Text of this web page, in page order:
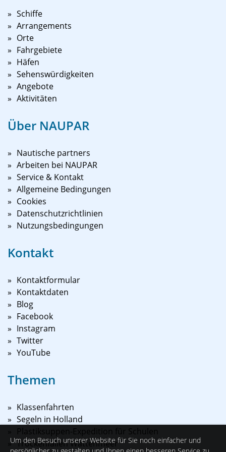
Schiffe
Arrangements
Orte
Fahrgebiete
Häfen
Sehenswürdigkeiten
Angebote
Aktivitäten
Über NAUPAR
Nautische partners
Arbeiten bei NAUPAR
Service & Kontakt
Allgemeine Bedingungen
Cookies
Datenschutzrichtlinien
Nutzungsbedingungen
Kontakt
Kontaktformular
Kontaktdaten
Blog
Facebook
Instagram
Twitter
YouTube
Themen
Klassenfahrten
Segeln in Holland
Plastiksuppen-Expedition für Schulen
Trockenfallen Wattenmeer
Um den Besuch unserer Website für Sie noch einfacher und